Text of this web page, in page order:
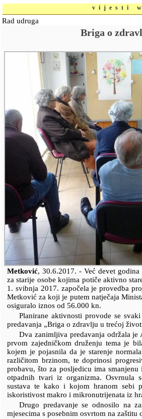
vijesti
Rad udruga
Briga o
Metković, 30.6.2017. - Već devet
za starije osobe kojima potiče aktivno
1. svibnja 2017. započela je provedba
Metković za koji je putem natječaja
osiguralo iznos od 56.000 kn.
Planirane aktivnosti provode se
predavanja „Briga o zdravlju u trećoj
Dva zanimljiva predavanja održala
prvom zajedničkom druženju tema je
kojem je pojasnila da je starenje
različitom brzinom, te doprinosi
probavu, što za posljedicu ima
otpadnih tvari iz organizma. Osvrnula
sustava te kako i kojom hranom sebi
iskoristivost makro i mikronutrijenata iz
Drugo predavanje se odnosilo na
mjesecima s posebnim osvrtom na zaštitu